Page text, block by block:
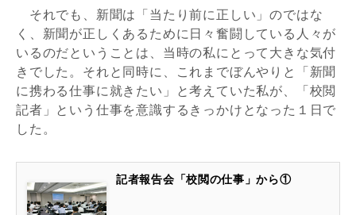
それでも、新聞は「当たり前に正しい」のではな
く、新聞が正しくあるために日々奮闘している人々が
いるのだということは、当時の私にとって大きな気付
きでした。それと同時に、これまでぼんやりと「新聞
に携わる仕事に就きたい」と考えていた私が、「校閲
記者」という仕事を意識するきっかけとなった１日で
した。
記者報告会「校閲の仕事」から①